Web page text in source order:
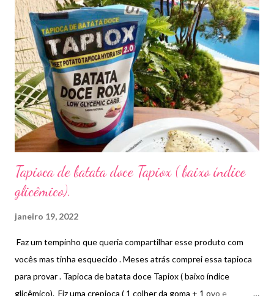
Tapioca de batata doce Tapiox ( baixo índice
glicêmico).
janeiro 19, 2022
Faz um tempinho que queria compartilhar esse produto com
vocês mas tinha esquecido . Meses atrás comprei essa tapioca
para provar . Tapioca de batata doce Tapiox ( baixo índice
glicêmico). Fiz uma crepioca ( 1 colher da goma + 1 ovo e